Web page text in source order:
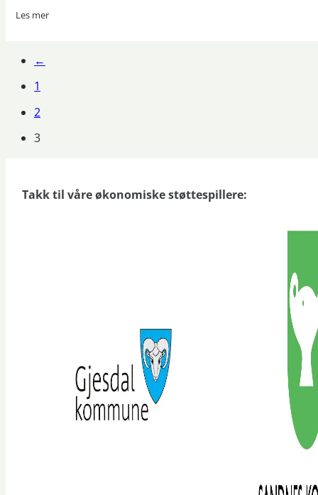
Les mer
←
1
2
3
Takk til våre økonomiske støttespillere: